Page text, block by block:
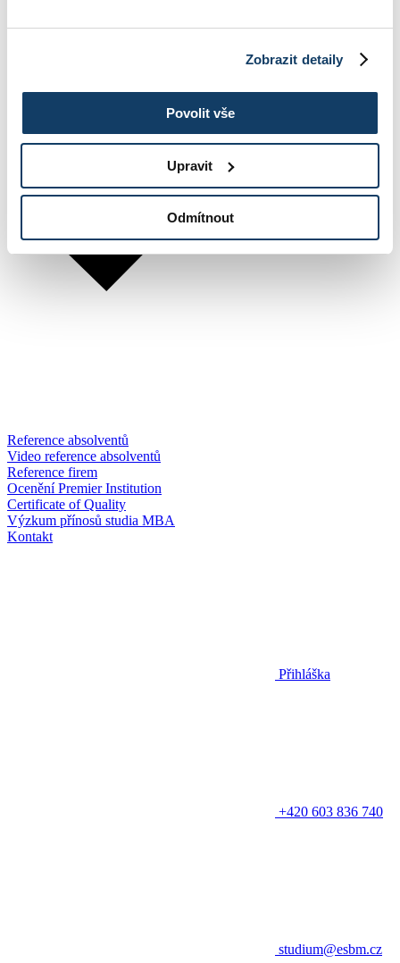
Zobrazit detaily
Povolit vše
Upravit
Odmítnout
Reference absolventů
Video reference absolventů
Reference firem
Ocenění Premier Institution
Certificate of Quality
Výzkum přínosů studia MBA
Kontakt
Přihláška
+420 603 836 740
studium@esbm.cz